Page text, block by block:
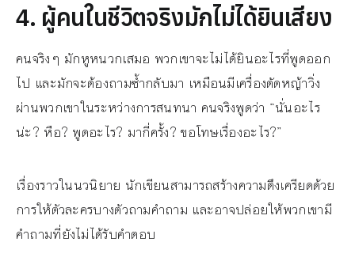
4. ผู้คนในชีวิตจริงมักไม่ได้ยินเสียง
คนจริงๆ มักหูหนวกเสมอ พวกเขาจะไม่ได้ยินอะไรที่พูดออก
ไป และมักจะต้องถามซ้ำกลับมา เหมือนมีเครื่องตัดหญ้าวิ่ง
ผ่านพวกเขาในระหว่างการสนทนา คนจริงพูดว่า “นั่นอะไร
น่ะ? หือ? พูดอะไร? มากี่ครั้ง? ขอโทษเรื่องอะไร?”
เรื่องราวในนวนิยาย นักเขียนสามารถสร้างความตึงเครียดด้วย
การให้ตัวละครบางตัวถามคำถาม และอาจปล่อยให้พวกเขามี
คำถามที่ยังไม่ได้รับคำตอบ